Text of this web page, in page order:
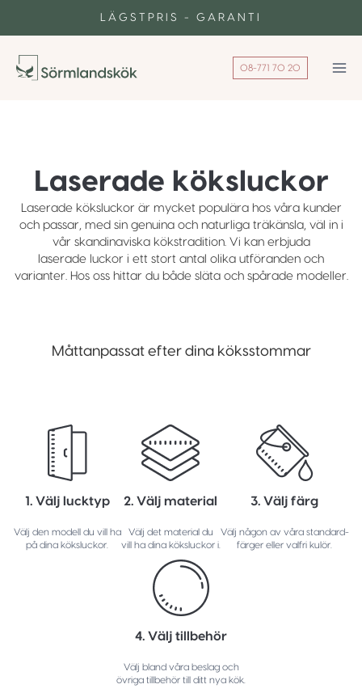
LÄGSTPRIS - GARANTI
08-771 70 20
Laserade köksluckor
Laserade köksluckor är mycket populära hos våra kunder
och passar, med sin genuina och naturliga träkänsla, väl in i
vår skandinaviska kökstradition. Vi kan erbjuda
laserade luckor i ett stort antal olika utföranden och
varianter. Hos oss hittar du både släta och spårade modeller.
Måttanpassat efter dina köksstommar
1. Välj lucktyp
Välj den modell du vill ha
på dina köksluckor.
2. Välj material
Välj det material du
vill ha dina köksluckor i.
3. Välj färg
Välj någon av våra standard-
färger eller valfri kulör.
4. Välj tillbehör
Välj bland våra beslag och
övriga tillbehör till ditt nya kök.